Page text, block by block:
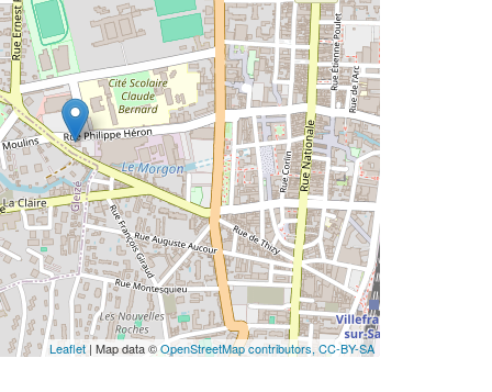
Leaflet | Map data ©OpenStreetMap contributors, CC-BY-SA